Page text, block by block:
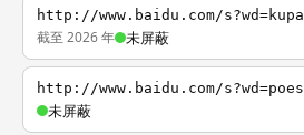
http://www.baidu.com/s?wd=kupa
截至 2026 年 未屏蔽
http://www.baidu.com/s?wd=poes
未屏蔽